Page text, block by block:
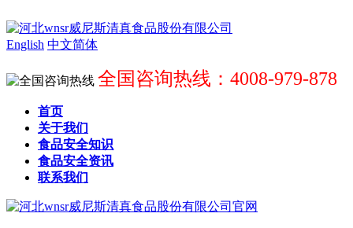
English 中文简体
全国咨询热线：4008-979-878
首页
关于我们
食品安全知识
食品安全资讯
联系我们